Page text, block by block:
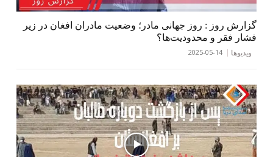
گزارش روز : روز جهانی مادر؛ وضعیت مادران افغان در زیر
فشار فقر و محدودیت‌ها؟
ویدیوها 2025-05-14